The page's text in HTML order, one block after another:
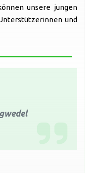
unsere jungen
und